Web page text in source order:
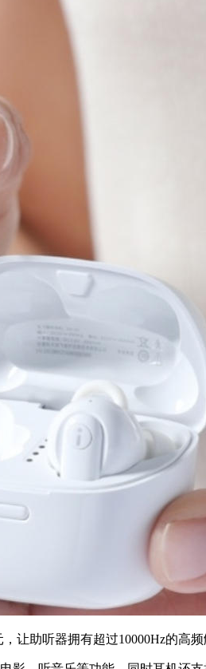
让助听器拥有超过10000Hz的高频